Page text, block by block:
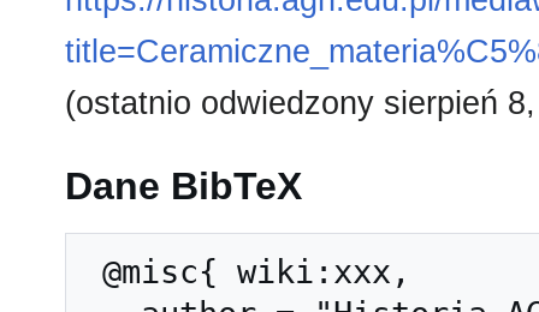
(ostatnio odwiedzony sierpień
Dane BibTeX